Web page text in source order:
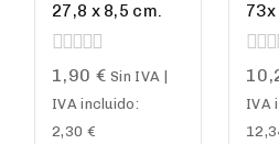
27,8 x 8,5 cm.
0
of
5
1,90 € Sin IVA |
IVA incluido:
2,30 €
73x
0
of
5
IVA